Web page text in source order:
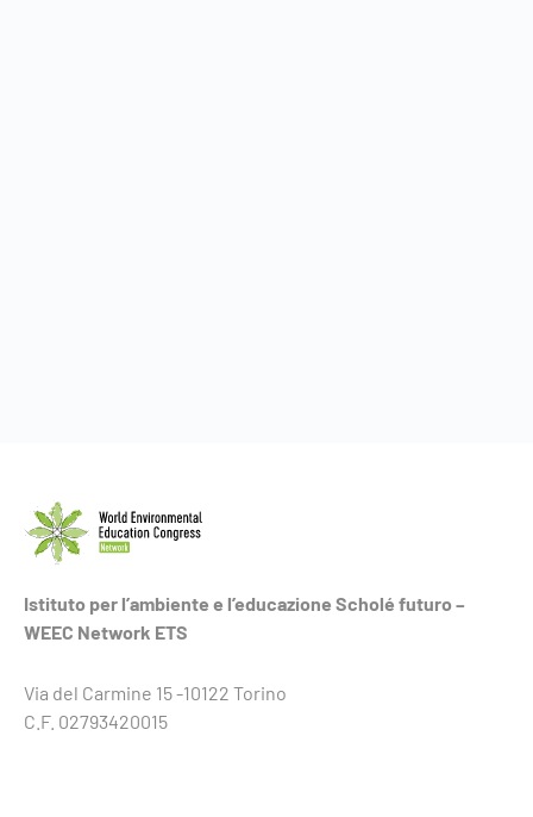
Istituto per l’ambiente e l’educazione Scholé futuro –
WEEC Network ETS
Via del Carmine 15 -10122 Torino
C.F. 02793420015